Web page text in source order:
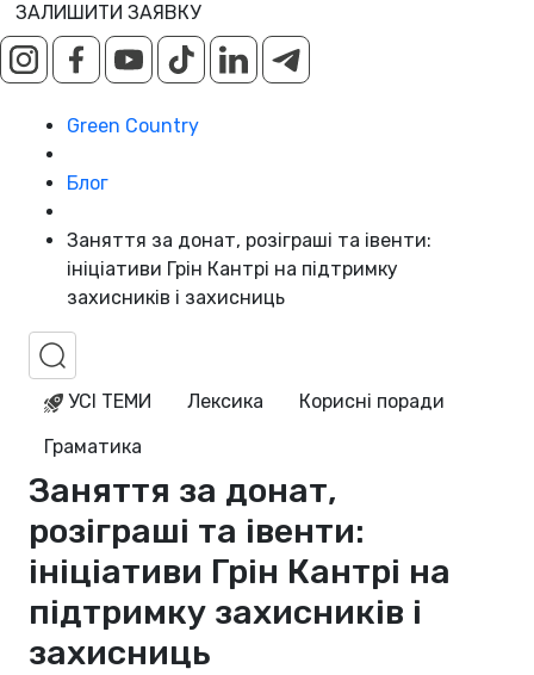
ЗАЛИШИТИ ЗАЯВКУ
Green Country
Блог
Заняття за донат, розіграші та івенти:
ініціативи Грін Кантрі на підтримку
захисників і захисниць
УСІ ТЕМИ Лексика
Корисні поради
Граматика
Заняття за донат,
розіграші та івенти:
ініціативи Грін Кантрі на
підтримку захисників і
захисниць